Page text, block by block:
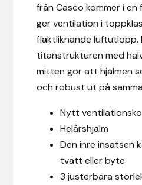
från Casco kommer i en
ger ventilation i
fläktliknande luftutlopp.
titanstrukturen med
mitten gör att hjälmen
och robust ut på
Nytt
Helårshjälm
Den inre insatsen
tvätt eller byte
3 justerbara
EQUES | KINGSLAND
Equipage
Eric LeTixerant
Eyjólfur Ísólfsson